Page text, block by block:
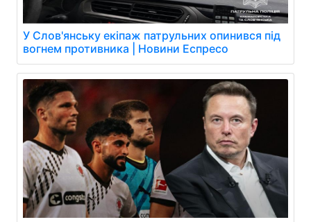
У Слов'янську екіпаж патрульних опинився під
вогнем противника | Новини Еспресо